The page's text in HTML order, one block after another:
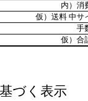
内）消
仮）送料 中サ
手
仮）合
づく表示